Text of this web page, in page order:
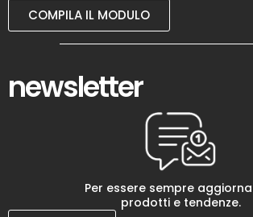
COMPILA IL MODULO
newsletter
Per essere sempre
prodotti e tendenze.